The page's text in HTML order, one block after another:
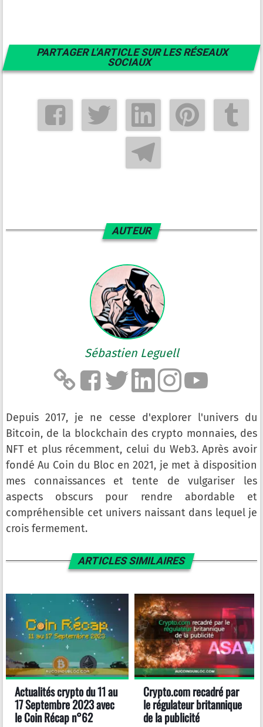
PARTAGER L'ARTICLE SUR LES RÉSEAUX
SOCIAUX
AUTEUR
Sébastien Leguell
Depuis 2017, je ne cesse d'explorer l'univers du
Bitcoin, de la blockchain des crypto monnaies, des
NFT et plus récemment, celui du Web3. Après avoir
fondé Au Coin du Bloc en 2021, je met à disposition
mes connaissances et tente de vulgariser les
aspects obscurs pour rendre abordable et
compréhensible cet univers naissant dans lequel je
crois fermement.
ARTICLES SIMILAIRES
Actualités crypto du 11 au
17 Septembre 2023 avec
le Coin Récap n°62
Crypto.com recadré par
le régulateur britannique
de la publicité